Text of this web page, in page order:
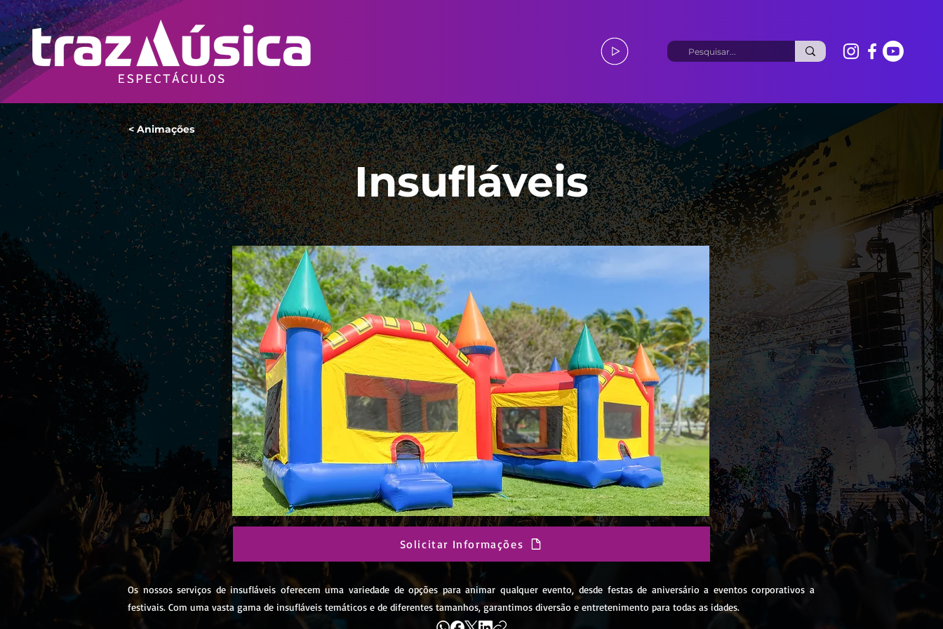
< Animações
Insufláveis
Solicitar Informações
Os nossos serviços de insufláveis oferecem uma variedade de opções para animar qualquer evento, desde festas de aniversário a eventos corporativos a
festivais. Com uma vasta gama de insufláveis temáticos e de diferentes tamanhos, garantimos diversão e entretenimento para todas as idades.